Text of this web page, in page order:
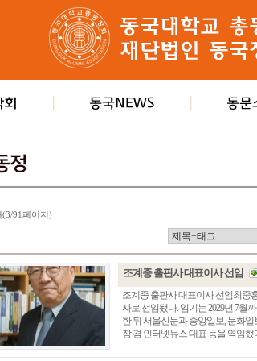
(3/91페이지)
조계종 출판사 대표이사 선임
조계종 출판사 대표이사 선임최중
사로 선임됐다. 임기는 2029년 7월
한 뒤 서울신문과 중앙일보, 문화
장 겸 인터넷뉴스 대표 등을 역임했